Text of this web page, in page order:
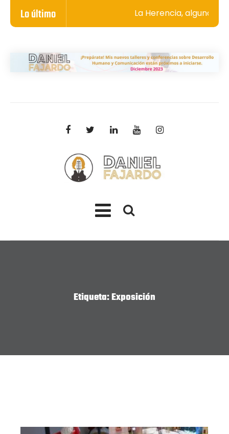
Lo último La Herencia, algunos
Etiqueta:Exposición